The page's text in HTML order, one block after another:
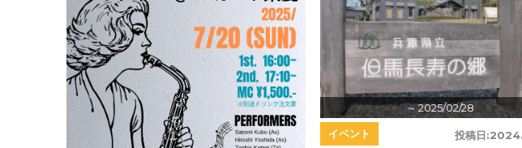
～ 2025/02/28
投稿日:
イベント